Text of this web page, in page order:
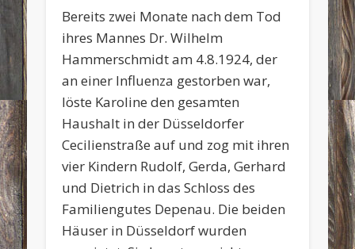
Bereits zwei Monate nach dem Tod
ihres Mannes Dr. Wilhelm
Hammerschmidt am 4.8.1924, der
an einer Influenza gestorben war,
löste Karoline den gesamten
Haushalt in der Düsseldorfer
Cecilienstraße auf und zog mit ihren
vier Kindern Rudolf, Gerda, Gerhard
und Dietrich in das Schloss des
Familiengutes Depenau. Die beiden
Häuser in Düsseldorf wurden